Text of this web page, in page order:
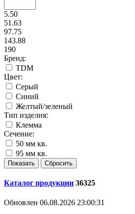
5.50
51.63
97.75
143.88
190
Бренд:
TDM
Цвет:
Серый
Синий
Желтый/зеленый
Тип изделия:
Клемма
Сечение:
50 мм кв.
95 мм кв.
Каталог продукции 36325
Обновлен 06.08.2026 23:00:31